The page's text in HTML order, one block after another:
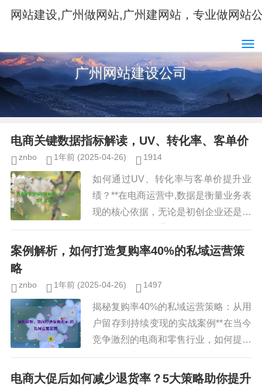
网站建设,广州做网站,广州建网站，专业做网站
广州网站建设公司
电商关键数据指标解读，UV、转化率、客单价
znbo 1年前 (2025-04-26) 1914
如何通过UV、转化率与客单价提升业
绩？**在电商运营中,数据是衡量业务表
现的核心依据，无论是初创企业还是成
熟平台，都需要通过关键数据指标来优
化运营策略，提升整体业绩，UV（独
案例解析，如何打造复购率40%的私域运营策
略
znbo 1年前 (2025-04-26) 1497
揭秘复购率40%的私域运营策略：从用
户留存到持续变现的实战案例**在当今
竞争激烈的电商和零售行业，如何提升
用户复购率成为企业增长的关键，传统
营销方式如广告投放、促销活动虽然能
电商大促后如何减少退货率？5大策略助你提升